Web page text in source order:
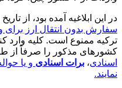
در این ابلاغیه آمده بود، از
سفارش بدون انتقال ارز برای
ترکیه ممنوع است. کلیه وارد
کشورهای مذکور را صرفاً‌ از
اسنادی، برات اسنادی و یا
نمایند.